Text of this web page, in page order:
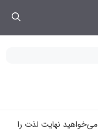
نهایت لذت را